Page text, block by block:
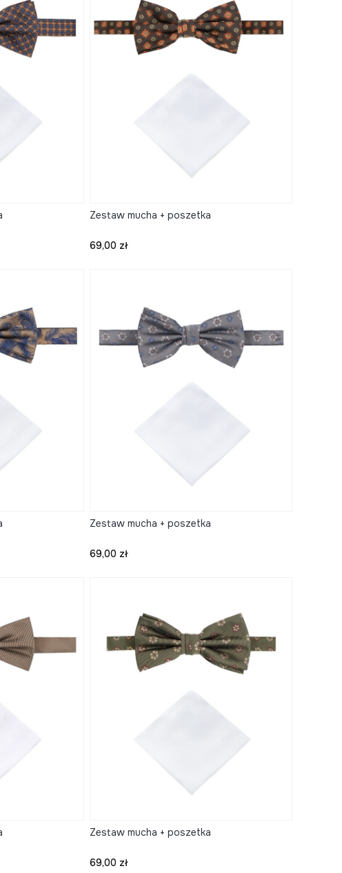
Zestaw mucha + poszetka
Cena
69,00 zł
Zestaw mucha + poszetka
Cena
69,00 zł
Zestaw mucha + poszetka
Cena
69,00 zł